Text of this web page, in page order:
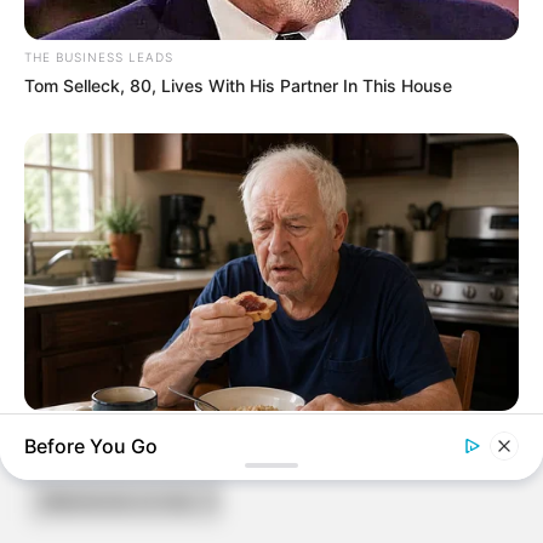
ARCHIVES
Archives
THE BUSINESS LEADS
Tom Selleck, 80, Lives With His Partner In This House
Japan's Oldest Doctors Say Memory Loss Isn't Age: Just
Stop Eating These 3 Foods
Before You Go